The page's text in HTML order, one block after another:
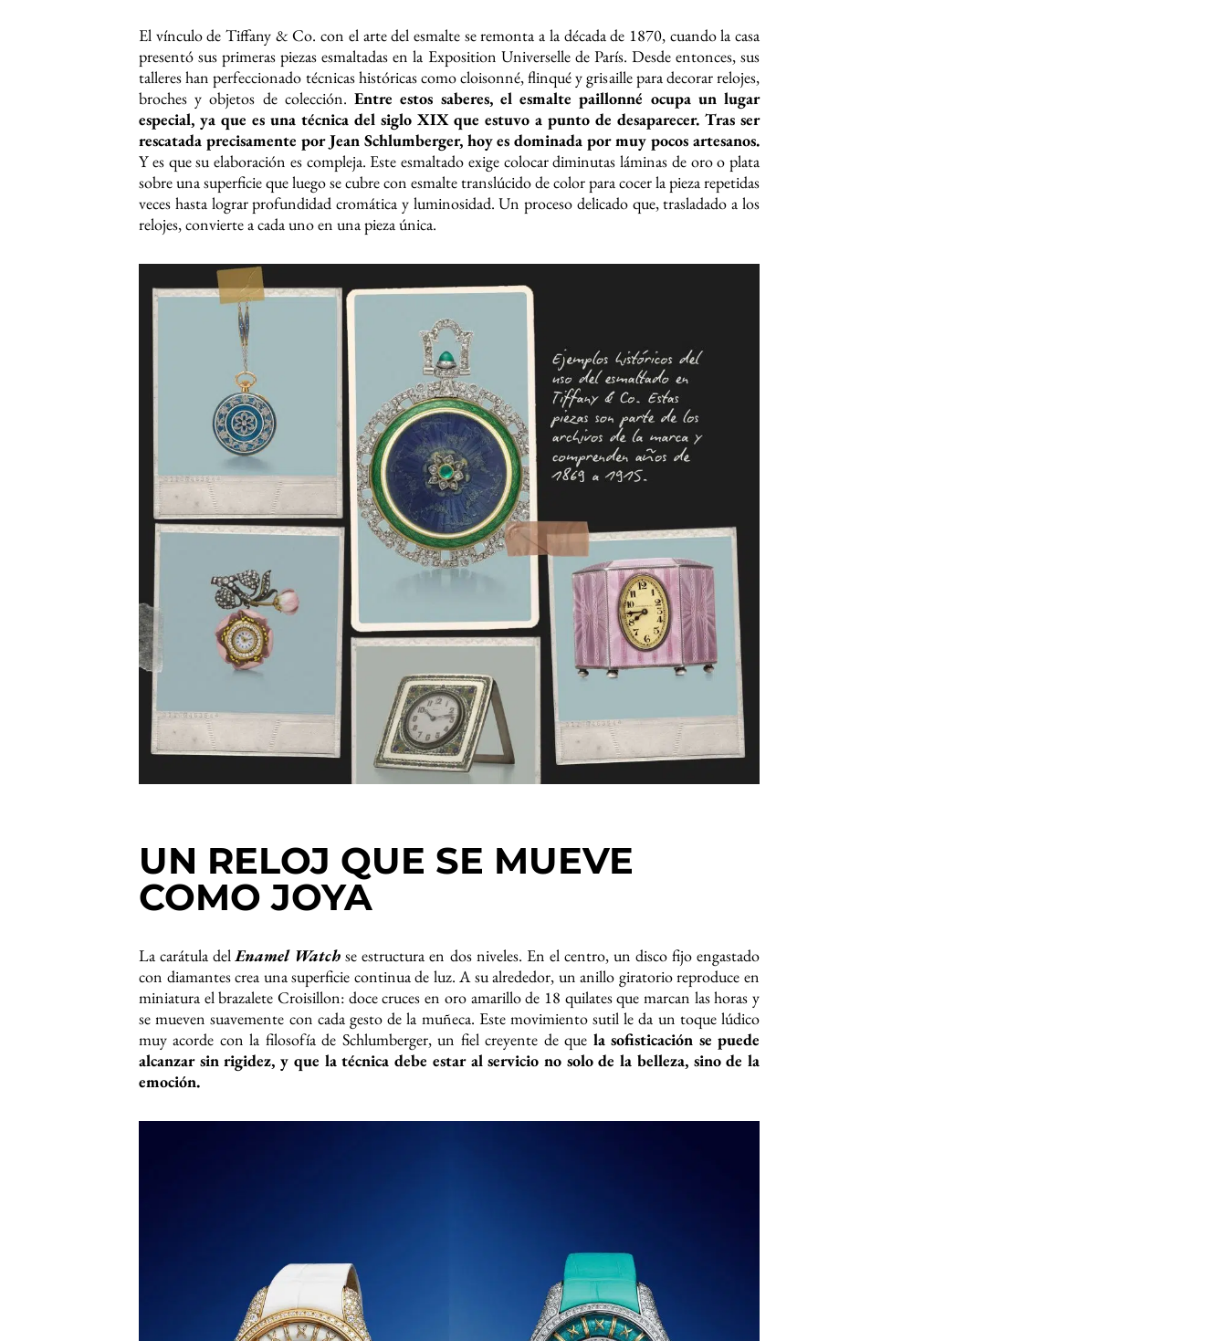
El vínculo de Tiffany & Co. con el arte del esmalte se remonta a la década de 1870, cuando la casa
presentó sus primeras piezas esmaltadas en la Exposition Universelle de París. Desde entonces, sus
talleres han perfeccionado técnicas históricas como cloisonné, flinqué y grisaille para decorar relojes,
broches y objetos de colección.Entre estos saberes, el esmalte paillonné ocupa un lugar
especial, ya que es una técnica del siglo XIX que estuvo a punto de desaparecer. Tras ser
rescatada precisamente por Jean Schlumberger, hoy es dominada por muy pocos artesanos.
Y es que su elaboración es compleja. Este esmaltado exige colocar diminutas láminas de oro o plata
sobre una superficie que luego se cubre con esmalte translúcido de color para cocer la pieza repetidas
veces hasta lograr profundidad cromática y luminosidad. Un proceso delicado que, trasladado a los
relojes, convierte a cada uno en una pieza única.
UN RELOJ QUE SE MUEVE
COMO JOYA
La carátula delEnamel Watch se estructura en dos niveles. En el centro, un disco fijo engastado
con diamantes crea una superficie continua de luz. A su alrededor, un anillo giratorio reproduce en
miniatura el brazalete Croisillon: doce cruces en oro amarillo de 18 quilates que marcan las horas y
se mueven suavemente con cada gesto de la muñeca. Este movimiento sutil le da un toque lúdico
muy acorde con la filosofía de Schlumberger, un fiel creyente de que la sofisticación se puede
alcanzar sin rigidez, y que la técnica debe estar al servicio no solo de la belleza, sino de la
emoción.